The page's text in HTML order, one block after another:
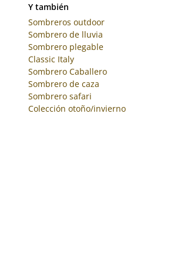
Y también
Sombreros outdoor
Sombrero de lluvia
Sombrero plegable
Classic Italy
Sombrero Caballero
Sombrero de caza
Sombrero safari
Colección otoño/invierno